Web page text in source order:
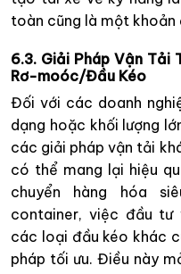
toàn cũng là một khoản
6.3. Giải Pháp Vận Tải
Rơ-moóc/Đầu Kéo
Đối với các doanh
dạng hoặc khối lượng
các giải pháp vận tải
có thể mang lại hiệu
chuyển hàng hóa
container, việc đầu tư
các loại đầu kéo khác
pháp tối ưu. Điều này